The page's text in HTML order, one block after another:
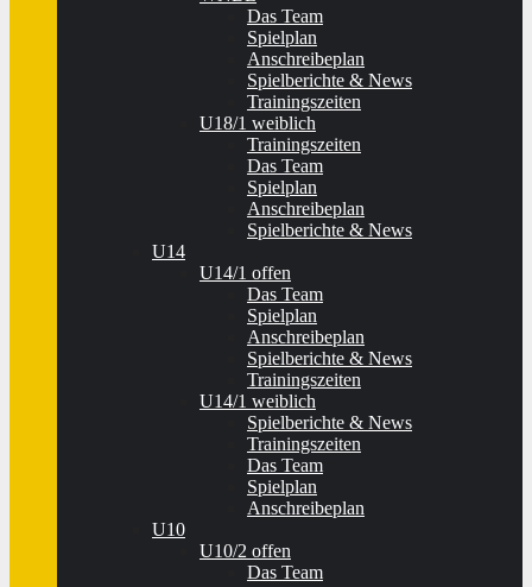
Das Team
Spielplan
Anschreibeplan
Spielberichte & News
Trainingszeiten
U18/1 weiblich
Trainingszeiten
Das Team
Spielplan
Anschreibeplan
Spielberichte & News
U14
U14/1 offen
Das Team
Spielplan
Anschreibeplan
Spielberichte & News
Trainingszeiten
U14/1 weiblich
Spielberichte & News
Trainingszeiten
Das Team
Spielplan
Anschreibeplan
U10
U10/2 offen
Das Team